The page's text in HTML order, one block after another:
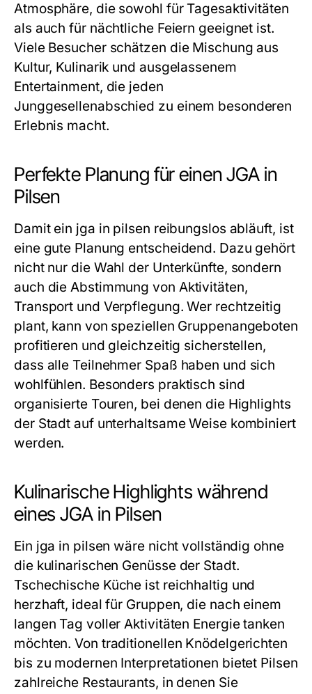
Atmosphäre, die sowohl für Tagesaktivitäten
als auch für nächtliche Feiern geeignet ist.
Viele Besucher schätzen die Mischung aus
Kultur, Kulinarik und ausgelassenem
Entertainment, die jeden
Junggesellenabschied zu einem besonderen
Erlebnis macht.
Perfekte Planung für einen JGA in
Pilsen
Damit ein jga in pilsen reibungslos abläuft, ist
eine gute Planung entscheidend. Dazu gehört
nicht nur die Wahl der Unterkünfte, sondern
auch die Abstimmung von Aktivitäten,
Transport und Verpflegung. Wer rechtzeitig
plant, kann von speziellen Gruppenangeboten
profitieren und gleichzeitig sicherstellen,
dass alle Teilnehmer Spaß haben und sich
wohlfühlen. Besonders praktisch sind
organisierte Touren, bei denen die Highlights
der Stadt auf unterhaltsame Weise kombiniert
werden.
Kulinarische Highlights während
eines JGA in Pilsen
Ein jga in pilsen wäre nicht vollständig ohne
die kulinarischen Genüsse der Stadt.
Tschechische Küche ist reichhaltig und
herzhaft, ideal für Gruppen, die nach einem
langen Tag voller Aktivitäten Energie tanken
möchten. Von traditionellen Knödelgerichten
bis zu modernen Interpretationen bietet Pilsen
zahlreiche Restaurants, in denen Sie